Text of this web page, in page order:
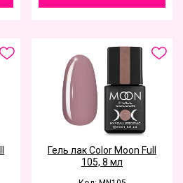
Гель лак Color Moon Full
105, 8 мл